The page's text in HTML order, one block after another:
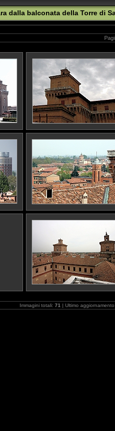
dalla balconata della Torre di
Immagini totali: 71 | Ultimo